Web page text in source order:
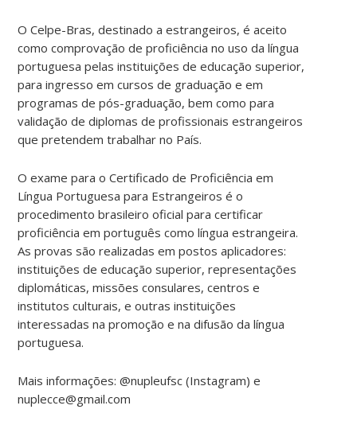
O Celpe-Bras, destinado a estrangeiros, é aceito
como comprovação de proficiência no uso da língua
portuguesa pelas instituições de educação superior,
para ingresso em cursos de graduação e em
programas de pós-graduação, bem como para
validação de diplomas de profissionais estrangeiros
que pretendem trabalhar no País.
O exame para o Certificado de Proficiência em
Língua Portuguesa para Estrangeiros é o
procedimento brasileiro oficial para certificar
proficiência em português como língua estrangeira.
As provas são realizadas em postos aplicadores:
instituições de educação superior, representações
diplomáticas, missões consulares, centros e
institutos culturais, e outras instituições
interessadas na promoção e na difusão da língua
portuguesa.
Mais informações: @nupleufsc (Instagram) e
nuplecce@gmail.com